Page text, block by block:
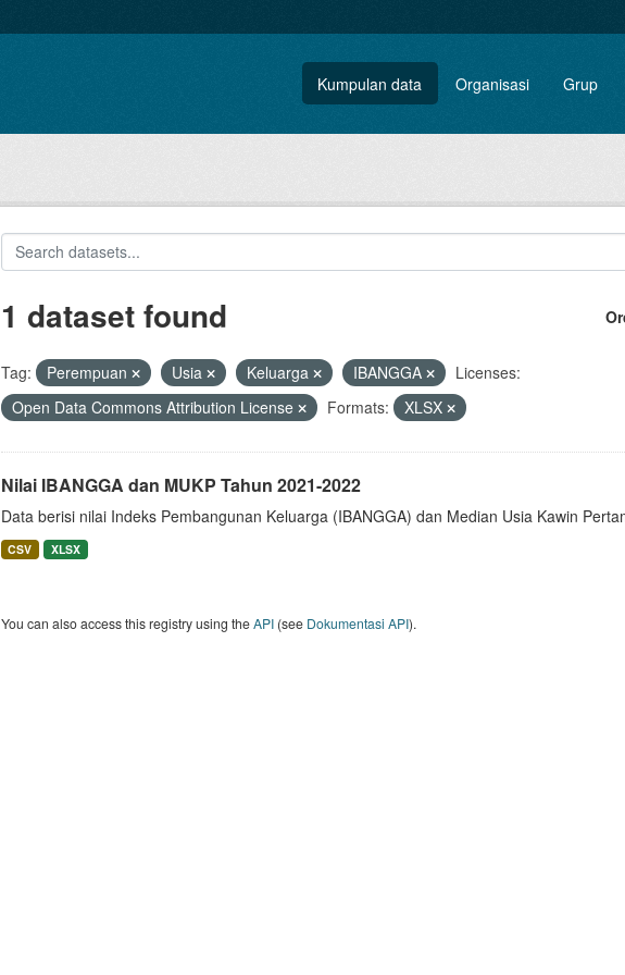
Kumpulan data Organisasi Grup
1 dataset found
Tag: Perempuan Usia Keluarga IBANGGA
Licenses:
Open Data Commons Attribution License
Formats: XLSX
Nilai IBANGGA dan MUKP Tahun 2021-2022
Data berisi nilai Indeks Pembangunan Keluarga (IBANGGA) dan Median Usia Kawin
CSV XLSX
You can also access this registry using theAPI(see Dokumentasi API).